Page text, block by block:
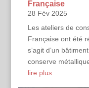
Française
28 Fév 2025
Les ateliers de
Française ont été
s’agit d’un
conserve
lire plus